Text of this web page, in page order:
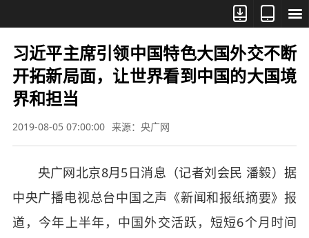



习近平主席引领中国特色大国外交不断
开拓新局面，让世界看到中国的大国境
界和担当
2019-08-05 07:00:00 来源：央广网
央广网北京8月5日消息（记者刘会民 潘毅）据
中央广播电视总台中国之声《新闻和报纸摘要》报
道，今年上半年，中国外交活跃，短短6个月时间